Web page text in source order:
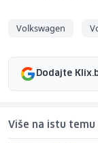
Volkswagen
Dodajte
Više na istu temu